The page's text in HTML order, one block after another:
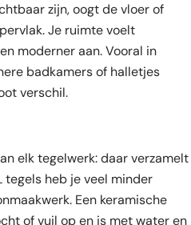
zijn, oogt de vloer of
Je ruimte voelt
moderner aan. Vooral in
badkamers of halletjes
verschil.
elk tegelwerk: daar verzamelt
tegels heb je veel minder
Een keramische
of vuil op en is met water en